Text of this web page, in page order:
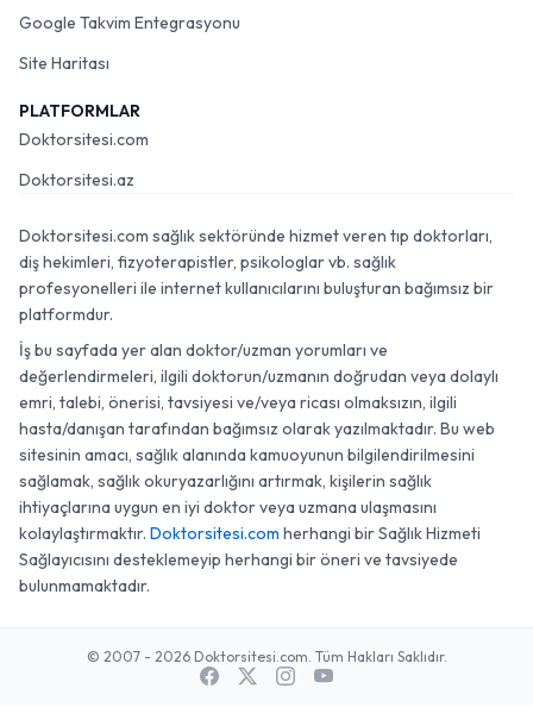
Google Takvim Entegrasyonu
Site Haritası
PLATFORMLAR
Doktorsitesi.com
Doktorsitesi.az
Doktorsitesi.com sağlık sektöründe hizmet veren tıp doktorları,
diş hekimleri, fizyoterapistler, psikologlar vb. sağlık
profesyonelleri ile internet kullanıcılarını buluşturan bağımsız bir
platformdur.
İş bu sayfada yer alan doktor/uzman yorumları ve
değerlendirmeleri, ilgili doktorun/uzmanın doğrudan veya dolaylı
emri, talebi, önerisi, tavsiyesi ve/veya ricası olmaksızın, ilgili
hasta/danışan tarafından bağımsız olarak yazılmaktadır. Bu web
sitesinin amacı, sağlık alanında kamuoyunun bilgilendirilmesini
sağlamak, sağlık okuryazarlığını artırmak, kişilerin sağlık
ihtiyaçlarına uygun en iyi doktor veya uzmana ulaşmasını
kolaylaştırmaktır. Doktorsitesi.com herhangi bir Sağlık Hizmeti
Sağlayıcısını desteklemeyip herhangi bir öneri ve tavsiyede
bulunmamaktadır.
© 2007 - 2026 Doktorsitesi.com. Tüm Hakları Saklıdır.